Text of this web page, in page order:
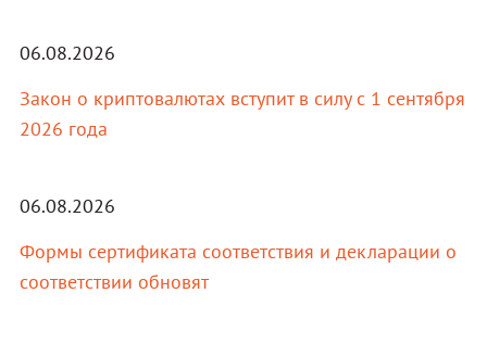
06.08.2026
Закон о криптовалютах вступит в силу с 1 сентября
2026 года
06.08.2026
Формы сертификата соответствия и декларации о
соответствии обновят